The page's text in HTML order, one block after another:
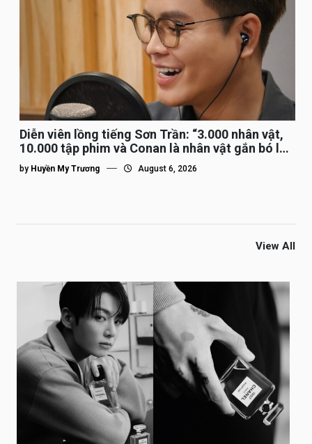
Diễn viên lồng tiếng Sơn Trần: “3.000 nhân vật,
10.000 tập phim và Conan là nhân vật gắn bó lâu
nhất”
by Huyền My Trương August 6, 2026
View All